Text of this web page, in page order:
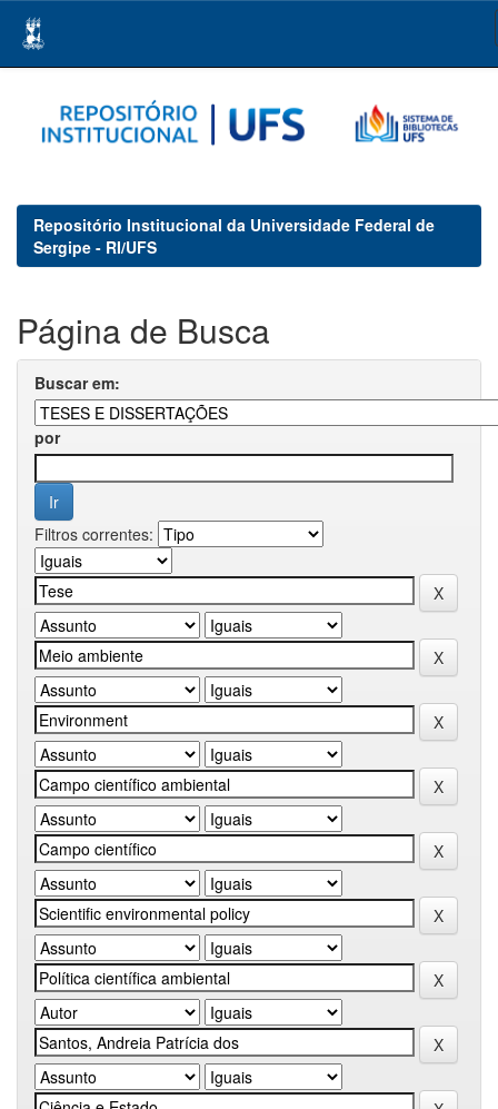
navigation
Repositório Institucional da Universidade Federal de
Sergipe - RI/UFS
Página de Busca
Buscar em:
por
Filtros correntes: